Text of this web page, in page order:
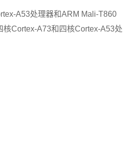
A53处理器和ARM Mali-T860
Cortex-A73和四核Cortex-A53处